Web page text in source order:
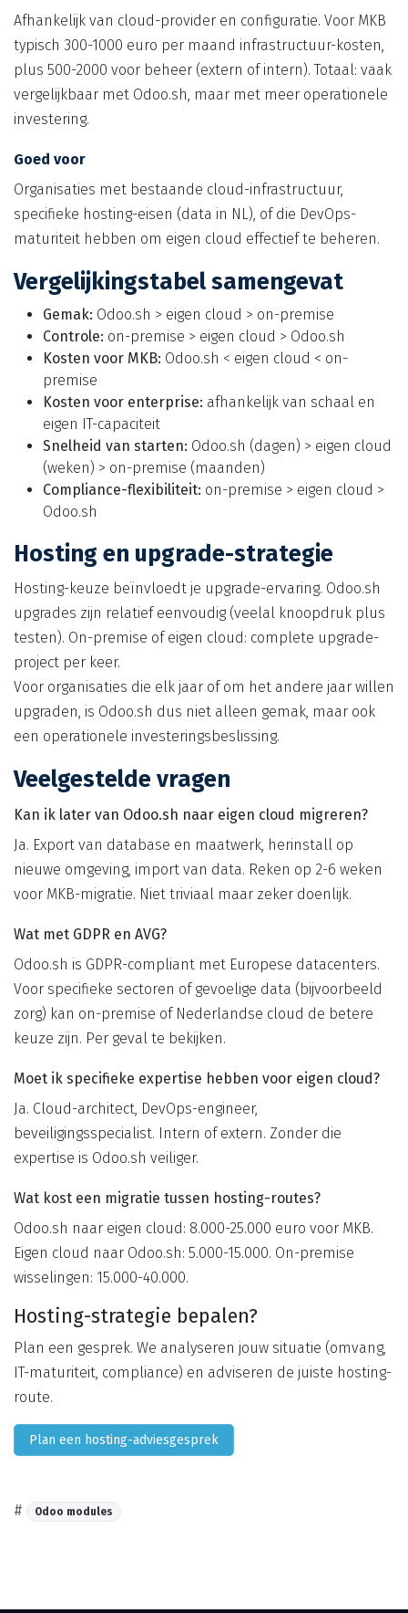
Afhankelijk van cloud-provider en configuratie. Voor MKB
typisch 300-1000 euro per maand infrastructuur-kosten,
plus 500-2000 voor beheer (extern of intern). Totaal: vaak
vergelijkbaar met Odoo.sh, maar met meer operationele
investering.
Goed voor
Organisaties met bestaande cloud-infrastructuur,
specifieke hosting-eisen (data in NL), of die DevOps-
maturiteit hebben om eigen cloud effectief te beheren.
Vergelijkingstabel samengevat
Gemak: Odoo.sh > eigen cloud > on-premise
Controle: on-premise > eigen cloud > Odoo.sh
Kosten voor MKB: Odoo.sh < eigen cloud < on-
premise
Kosten voor enterprise: afhankelijk van schaal en
eigen IT-capaciteit
Snelheid van starten: Odoo.sh (dagen) > eigen cloud
(weken) > on-premise (maanden)
Compliance-flexibiliteit: on-premise > eigen cloud >
Odoo.sh
Hosting en upgrade-strategie
Hosting-keuze beïnvloedt je upgrade-ervaring. Odoo.sh
upgrades zijn relatief eenvoudig (veelal knoopdruk plus
testen). On-premise of eigen cloud: complete upgrade-
project per keer.
Voor organisaties die elk jaar of om het andere jaar willen
upgraden, is Odoo.sh dus niet alleen gemak, maar ook
een operationele investeringsbeslissing.
Veelgestelde vragen
Kan ik later van Odoo.sh naar eigen cloud migreren?
Ja. Export van database en maatwerk, herinstall op
nieuwe omgeving, import van data. Reken op 2-6 weken
voor MKB-migratie. Niet triviaal maar zeker doenlijk.
Wat met GDPR en AVG?
Odoo.sh is GDPR-compliant met Europese datacenters.
Voor specifieke sectoren of gevoelige data (bijvoorbeeld
zorg) kan on-premise of Nederlandse cloud de betere
keuze zijn. Per geval te bekijken.
Moet ik specifieke expertise hebben voor eigen cloud?
Ja. Cloud-architect, DevOps-engineer,
beveiligingsspecialist. Intern of extern. Zonder die
expertise is Odoo.sh veiliger.
Wat kost een migratie tussen hosting-routes?
Odoo.sh naar eigen cloud: 8.000-25.000 euro voor MKB.
Eigen cloud naar Odoo.sh: 5.000-15.000. On-premise
wisselingen: 15.000-40.000.
Hosting-strategie bepalen?
Plan een gesprek. We analyseren jouw situatie (omvang,
IT-maturiteit, compliance) en adviseren de juiste hosting-
route.
Plan een hosting-adviesgesprek
# Odoo modules